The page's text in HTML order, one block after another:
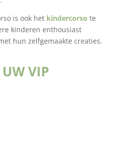
is ook het kindercorso te
kinderen enthousiast
hun zelfgemaakte creaties.
UW VIP